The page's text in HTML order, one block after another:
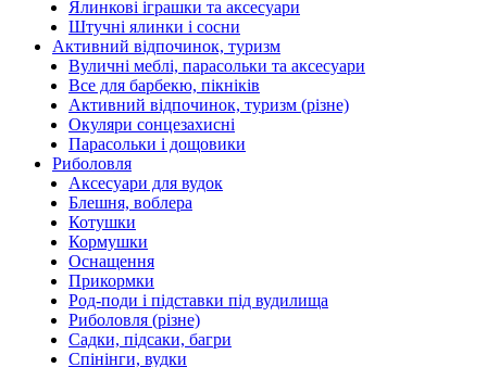
Ялинкові іграшки та аксесуари
Штучні ялинки і сосни
Активний відпочинок, туризм
Вуличні меблі, парасольки та аксесуари
Все для барбекю, пікніків
Активний відпочинок, туризм (різне)
Окуляри сонцезахисні
Парасольки і дощовики
Риболовля
Аксесуари для вудок
Блешня, воблера
Котушки
Кормушки
Оснащення
Прикормки
Род-поди і підставки під вудилища
Риболовля (різне)
Садки, підсаки, багри
Спінінги, вудки